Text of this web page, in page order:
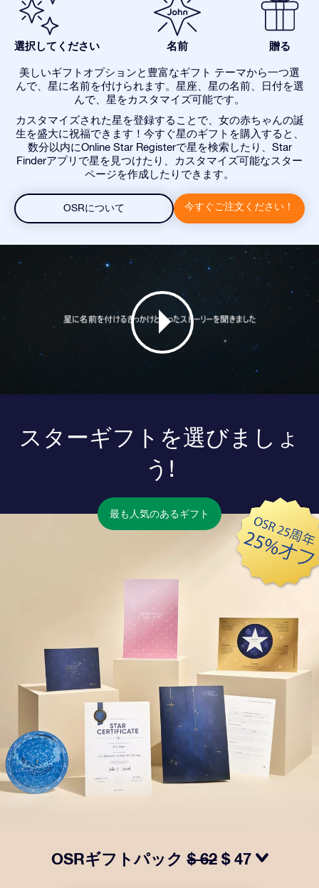
選択してください 名前 贈る
美しいギフトオプションと豊富なギフト テーマから一つ選
んで、星に名前を付けられます。星座、星の名前、日付を選
んで、星をカスタマイズ可能です。
カスタマイズされた星を登録することで、女の赤ちゃんの誕
生を盛大に祝福できます！今すぐ星のギフトを購入すると、
数分以内にOnline Star Registerで星を検索したり、Star
Finderアプリで星を見つけたり、カスタマイズ可能なスター
ページを作成したりできます。
OSRについて 今すぐご注文ください！
スターギフトを選びましょ
う!
最も人気のあるギフト
OSRギフトパック$ 62 $ 47